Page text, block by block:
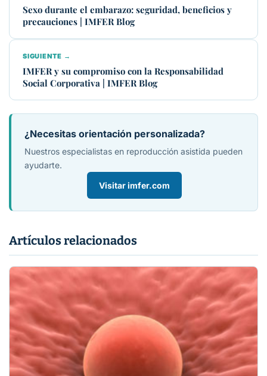
Sexo durante el embarazo: seguridad, beneficios y
precauciones | IMFER Blog
SIGUIENTE →
IMFER y su compromiso con la Responsabilidad
Social Corporativa | IMFER Blog
¿Necesitas orientación personalizada?
Nuestros especialistas en reproducción asistida pueden
ayudarte.
Visitar imfer.com
Artículos relacionados